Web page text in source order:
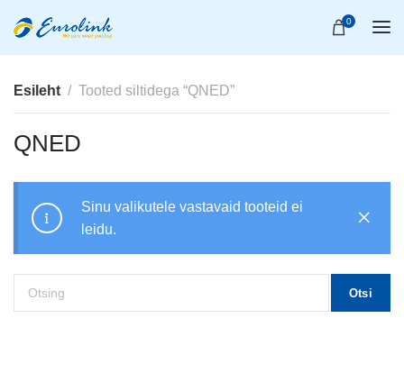
0
Esileht Tooted siltidega “QNED”
QNED
Sinu valikutele vastavaid tooteid ei
leidu.
Otsi